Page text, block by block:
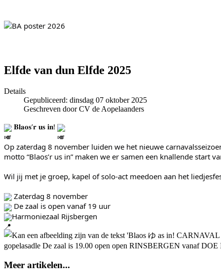
Elfde van dun Elfde 2025
Details
Gepubliceerd: dinsdag 07 oktober 2025
Geschreven door CV de Aopelaanders
𝐁𝐥𝐚𝐨𝐬’𝐫 𝐮𝐬 𝐢𝐧!
Op zaterdag 8 november luiden we het nieuwe
motto “Blaos’r us in” maken we er samen een knallende start
Wil jij met je groep, kapel of solo-act meedoen aan het
Zaterdag 8 november
De zaal is open vanaf 19 uur
Harmoniezaal Rijsbergen
Meer artikelen...